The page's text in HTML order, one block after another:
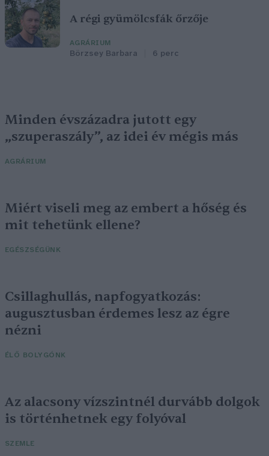
A régi gyümölcsfák őrzője
AGRÁRIUM
Börzsey Barbara 6 perc
Minden évszázadra jutott egy
„szuperaszály”, az idei év mégis más
AGRÁRIUM
Miért viseli meg az embert a hőség és
mit tehetünk ellene?
EGÉSZSÉGÜNK
Csillaghullás, napfogyatkozás:
augusztusban érdemes lesz az égre
nézni
ÉLŐ BOLYGÓNK
Az alacsony vízszintnél durvább dolgok
is történhetnek egy folyóval
SZEMLE